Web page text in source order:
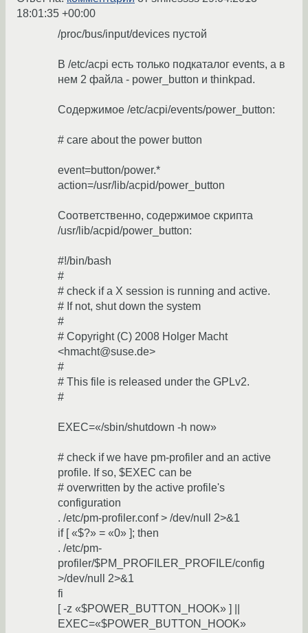
18:01:35 +00:00
/proc/bus/input/devices пустой
В /etc/acpi есть только подкаталог events, а в
нем 2 файла - power_button и thinkpad.
Содержимое /etc/acpi/events/power_button:
# care about the power button
event=button/power.*
action=/usr/lib/acpid/power_button
Соответственно, содержимое скрипта
/usr/lib/acpid/power_button:
#!/bin/bash
#
# check if a X session is running and active.
# If not, shut down the system
#
# Copyright (C) 2008 Holger Macht
<hmacht@suse.de>
#
# This file is released under the GPLv2.
#
EXEC=«/sbin/shutdown -h now»
# check if we have pm-profiler and an active
profile. If so, $EXEC can be
# overwritten by the active profile's
configuration
. /etc/pm-profiler.conf > /dev/null 2>&1
if [ «$?» = «0» ]; then
. /etc/pm-
profiler/$PM_PROFILER_PROFILE/config
>/dev/null 2>&1
fi
[ -z «$POWER_BUTTON_HOOK» ] ||
EXEC=«$POWER_BUTTON_HOOK»